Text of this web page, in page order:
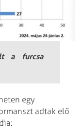
a furcsa
egy
adtak elő